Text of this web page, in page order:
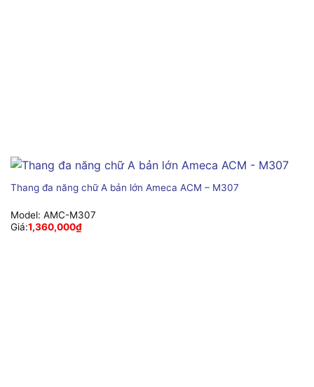
Thang đa năng chữ A bản lớn Ameca ACM – M307
Model: AMC-M307
Giá:1,360,000₫